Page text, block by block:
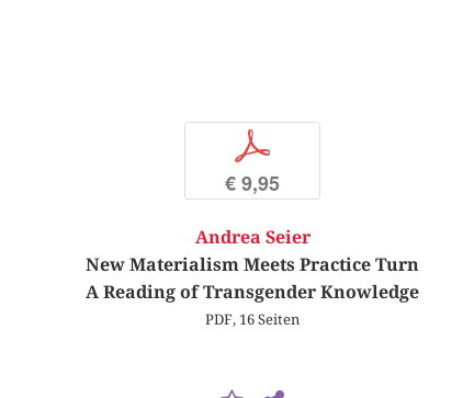
p
€ 9,95
Andrea Seier
New Materialism Meets Practice Turn
A Reading of Transgender Knowledge
PDF, 16 Seiten